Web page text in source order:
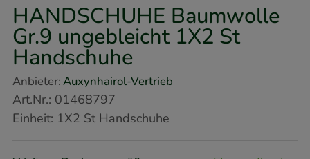
HANDSCHUHE Baumwolle
Gr.9 ungebleicht 1X2 St
Handschuhe
Anbieter:Auxynhairol-Vertrieb
Art.Nr.: 01468797
Einheit: 1X2 StHandschuhe